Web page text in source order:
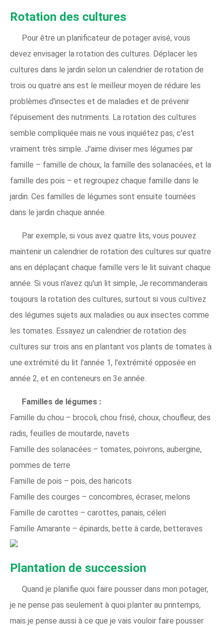
Rotation des cultures
Pour être un planificateur de potager avisé, vous
devez envisager la rotation des cultures. Déplacer les
cultures dans le jardin selon un calendrier de rotation de
trois ou quatre ans est le meilleur moyen de réduire les
problèmes d'insectes et de maladies et de prévenir
l'épuisement des nutriments. La rotation des cultures
semble compliquée mais ne vous inquiétez pas, c'est
vraiment très simple. J'aime diviser mes légumes par
famille – famille de choux, la famille des solanacées, et la
famille des pois – et regroupez chaque famille dans le
jardin. Ces familles de légumes sont ensuite tournées
dans le jardin chaque année.
Par exemple, si vous avez quatre lits, vous pouvez
maintenir un calendrier de rotation des cultures sur quatre
ans en déplaçant chaque famille vers le lit suivant chaque
année. Si vous n'avez qu'un lit simple, Je recommanderais
toujours la rotation des cultures, surtout si vous cultivez
des légumes sujets aux maladies ou aux insectes comme
les tomates. Essayez un calendrier de rotation des
cultures sur trois ans en plantant vos plants de tomates à
une extrémité du lit l'année 1, l'extrémité opposée en
année 2, et en conteneurs en 3e année.
Familles de légumes :
Famille du chou – brocoli, chou frisé, choux, choufleur, des
radis, feuilles de moutarde, navets
Famille des solanacées – tomates, poivrons, aubergine,
pommes de terre
Famille de pois – pois, des haricots
Famille des courges – concombres, écraser, melons
Famille de carottes – carottes, panais, céleri
Famille Amarante – épinards, bette à carde, betteraves
Plantation de succession
Quand je planifie quoi faire pousser dans mon potager,
je ne pense pas seulement à quoi planter au printemps,
mais je pense aussi à ce que je vais vouloir faire pousser